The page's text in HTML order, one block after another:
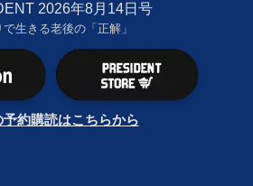
2026年8月14日号
生きる老後の「正解」
予約購読はこちらから